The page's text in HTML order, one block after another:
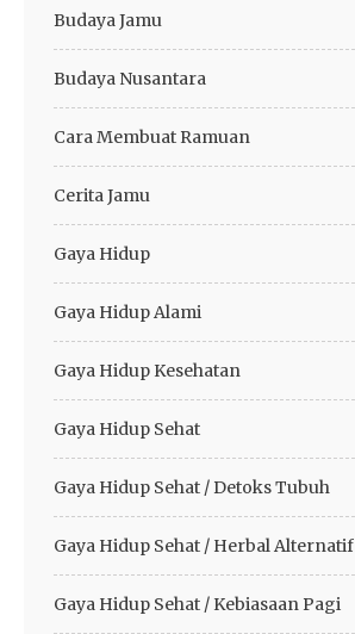
Budaya Jamu
Budaya Nusantara
Cara Membuat Ramuan
Cerita Jamu
Gaya Hidup
Gaya Hidup Alami
Gaya Hidup Kesehatan
Gaya Hidup Sehat
Gaya Hidup Sehat / Detoks Tubuh
Gaya Hidup Sehat / Herbal Alternatif
Gaya Hidup Sehat / Kebiasaan Pagi